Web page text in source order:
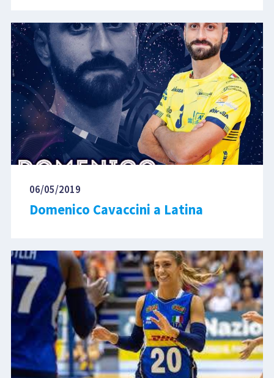
06/05/2019
Domenico Cavaccini a Latina